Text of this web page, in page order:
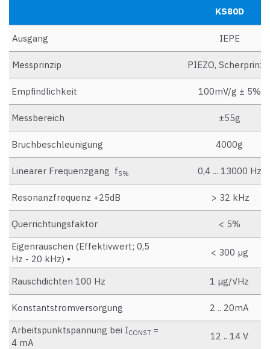
KS80D
Ausgang IEPE
Messprinzip PIEZO,
Empfindlichkeit 100mV/g ± 5%
Messbereich ±55g
Bruchbeschleunigung 4000g
Linearer Frequenzgang f5% 0,4 ... 13000 Hz
Resonanzfrequenz +25dB > 32 kHz
Querrichtungsfaktor
< 5%
Eigenrauschen (Effektivwert; 0,5
Hz - 20 kHz) •
< 300 µg
Rauschdichten 100 Hz 1 μg/√Hz
Konstantstromversorgung
2 .. 20mA
Arbeitspunktspannung bei ICONST =
4 mA
12 .. 14 V